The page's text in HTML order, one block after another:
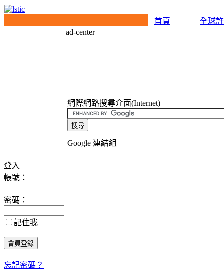
首頁 全球
登入
帳號：
密碼：
記住我
忘記密碼？
ad-center
網際網路搜尋介面(Internet)
Google 連結組